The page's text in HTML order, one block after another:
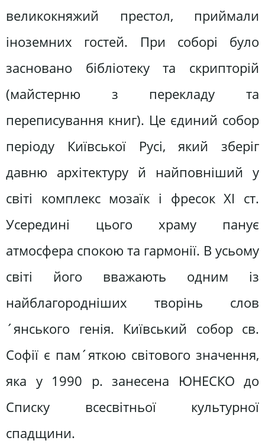
великокняжий престол, приймали
іноземних гостей. При соборі було
засновано бібліотеку та скрипторій
(майстерню з перекладу та
переписування книг). Це єдиний собор
періоду Київської Русі, який зберіг
давню архітектуру й найповніший у
світі комплекс мозаїк і фресок XI ст.
Усередині цього храму панує
атмосфера спокою та гармонії. В усьому
світі його вважають одним із
найблагородніших творінь слов
´янського генія. Київський собор св.
Софії є пам´яткою світового значення,
яка у 1990 р. занесена ЮНЕСКО до
Списку всесвітньої культурної
спадщини.